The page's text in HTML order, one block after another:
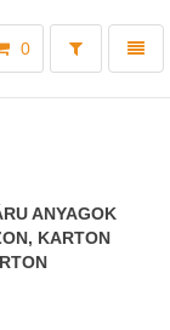
Toggle
0
ANYAGOK
KARTON